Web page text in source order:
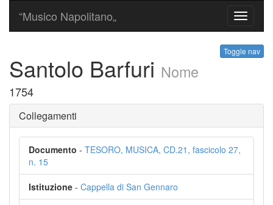
Toggle
“Musico Napolitano„
Toggle nav
Santolo Barfuri Nome
1754
Collegamenti
Documento - TESORO, MUSICA, CD.21, fascicolo 27,
n. 15
Istituzione - Cappella di San Gennaro